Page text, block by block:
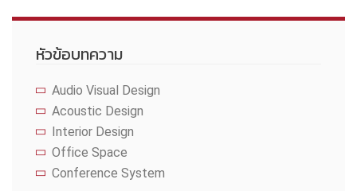
หัวข้อบทความ
Audio Visual Design
Acoustic Design
Interior Design
Office Space
Conference System